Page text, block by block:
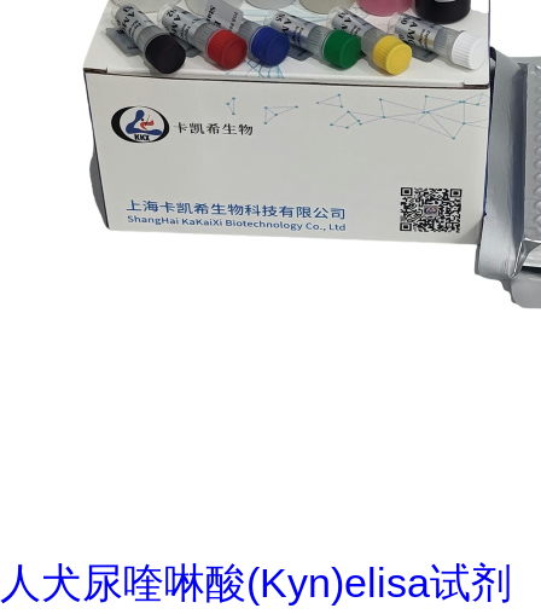
人犬尿喹啉酸(Kyn)elisa试剂